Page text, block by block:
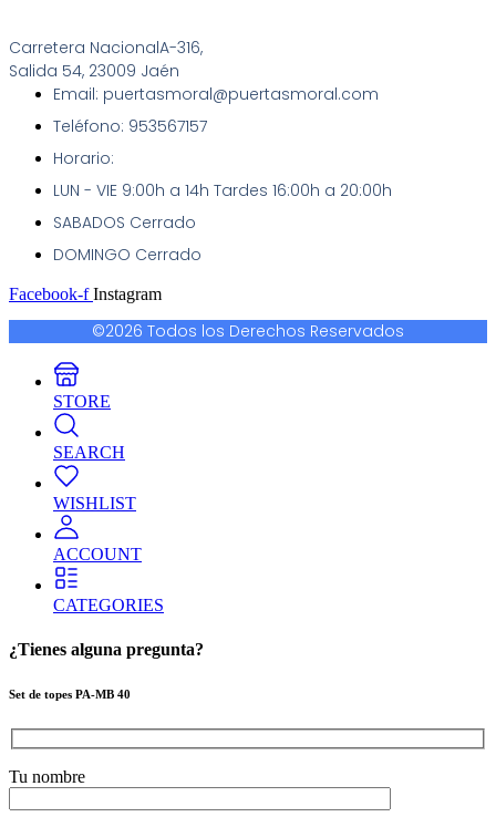
Carretera NacionalA-316,
Salida 54, 23009 Jaén
Email: puertasmoral@puertasmoral.com
Teléfono: 953567157
Horario:
LUN - VIE 9:00h a 14h Tardes 16:00h a 20:00h
SABADOS Cerrado
DOMINGO Cerrado
Facebook-f Instagram
©2026 Todos los Derechos Reservados
STORE
SEARCH
WISHLIST
ACCOUNT
CATEGORIES
¿Tienes alguna pregunta?
Set de topes PA-MB 40
Tu nombre